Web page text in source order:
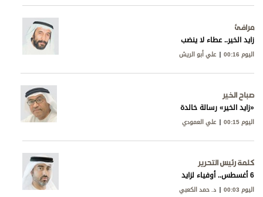
مرافئ
زايد الخير.. عطاء لا ينضب
اليوم 00:16 علي أبو الريش
صباح الخير
«زايد الخير» رسالة خالدة
اليوم 00:15 علي العمودي
كلمة رئيس التحرير
6 أغسطس.. أوفياء لزايد
اليوم 00:03 د. حمد الكعبي